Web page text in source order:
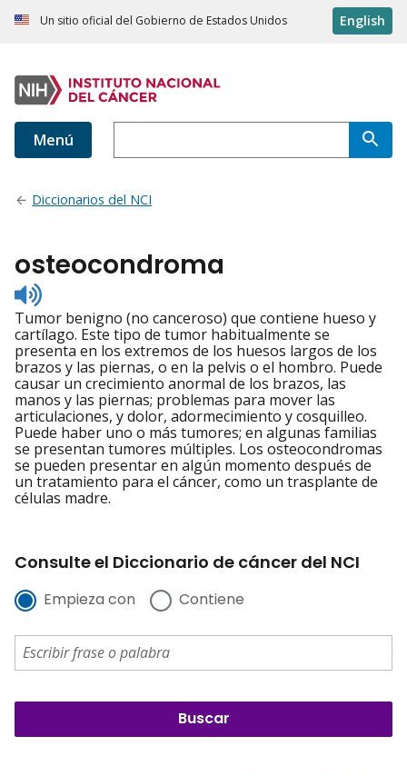
Un sitio oficial del Gobierno de Estados Unidos English
Menú
Diccionarios del NCI
osteocondroma
Listen
to
pronunciation
Tumor benigno (no canceroso) que contiene hueso y
cartílago. Este tipo de tumor habitualmente se
presenta en los extremos de los huesos largos de los
brazos y las piernas, o en la pelvis o el hombro. Puede
causar un crecimiento anormal de los brazos, las
manos y las piernas; problemas para mover las
articulaciones, y dolor, adormecimiento y cosquilleo.
Puede haber uno o más tumores; en algunas familias
se presentan tumores múltiples. Los osteocondromas
se pueden presentar en algún momento después de
un tratamiento para el cáncer, como un trasplante de
células madre.
Consulte el Diccionario de cáncer del NCI
Empieza con Contiene